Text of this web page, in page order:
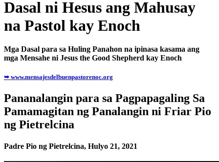
Dasal ni Hesus ang Mahusay
na Pastol kay Enoch
Mga Dasal para sa Huling Panahon na ipinasa kasama ang
mga Mensahe ni Jesus the Good Shepherd kay Enoch
➥ www.mensajesdelbuenpastorenoc.org
Pananalangin para sa Pagpapagaling Sa
Pamamagitan ng Panalangin ni Friar Pio
ng Pietrelcina
Padre Pio ng Pietrelcina, Hulyo 21, 2021